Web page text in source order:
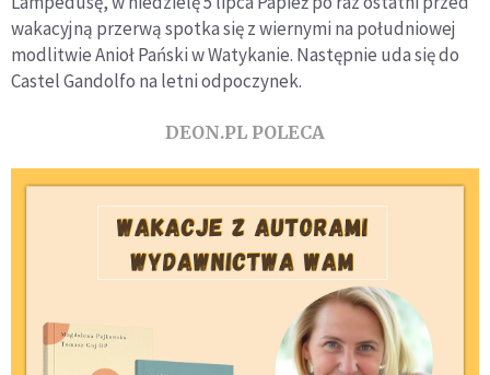
wakacyjną przerwą spotka się z wiernymi na południowej
modlitwie Anioł Pański w Watykanie. Następnie uda się do
Castel Gandolfo na letni odpoczynek.
DEON.PL POLECA